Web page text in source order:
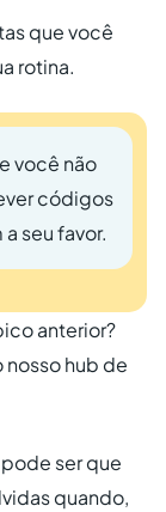
que você
rotina.
você não
códigos
seu favor.
anterior?
nosso hub de
ser que
quando,